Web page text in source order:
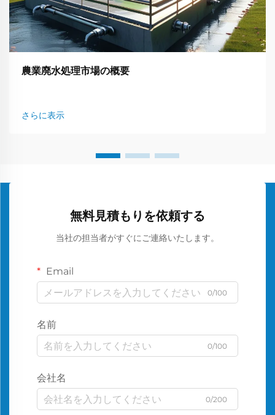
農業廃水処理市場の概要
さらに表示
無料見積もりを依頼する
当社の担当者がすぐにご連絡いたします。
Email
0/100
名前
0/100
会社名
0/200